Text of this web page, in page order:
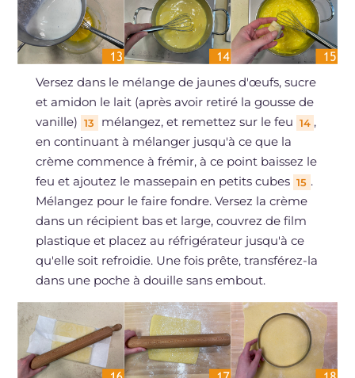
Versez dans le mélange de jaunes d'œufs, sucre
et amidon le lait (après avoir retiré la gousse de
vanille) 13 mélangez, et remettez sur le feu 14 ,
en continuant à mélanger jusqu'à ce que la
crème commence à frémir, à ce point baissez le
feu et ajoutez le massepain en petits cubes 15 .
Mélangez pour le faire fondre. Versez la crème
dans un récipient bas et large, couvrez de film
plastique et placez au réfrigérateur jusqu'à ce
qu'elle soit refroidie. Une fois prête, transférez-la
dans une poche à douille sans embout.